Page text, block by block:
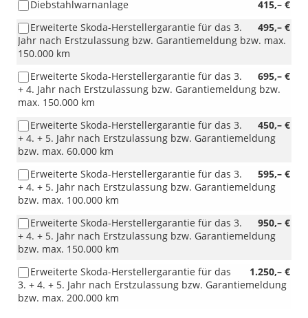
415,– €
Diebstahlwarnanlage
495,– €
Erweiterte Skoda-Herstellergarantie für das 3.
Jahr nach Erstzulassung bzw. Garantiemeldung bzw. max.
150.000 km
695,– €
Erweiterte Skoda-Herstellergarantie für das 3.
+ 4. Jahr nach Erstzulassung bzw. Garantiemeldung bzw.
max. 150.000 km
450,– €
Erweiterte Skoda-Herstellergarantie für das 3.
+ 4. + 5. Jahr nach Erstzulassung bzw. Garantiemeldung
bzw. max. 60.000 km
595,– €
Erweiterte Skoda-Herstellergarantie für das 3.
+ 4. + 5. Jahr nach Erstzulassung bzw. Garantiemeldung
bzw. max. 100.000 km
950,– €
Erweiterte Skoda-Herstellergarantie für das 3.
+ 4. + 5. Jahr nach Erstzulassung bzw. Garantiemeldung
bzw. max. 150.000 km
1.250,– €
Erweiterte Skoda-Herstellergarantie für das
3. + 4. + 5. Jahr nach Erstzulassung bzw. Garantiemeldung
bzw. max. 200.000 km